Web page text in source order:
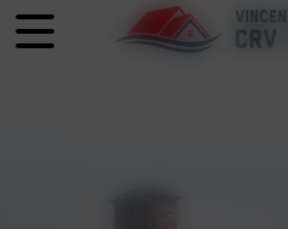
Panneau de gestion des cookies